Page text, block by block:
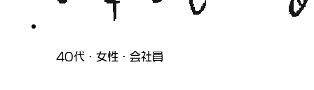
40代・女性・会社員